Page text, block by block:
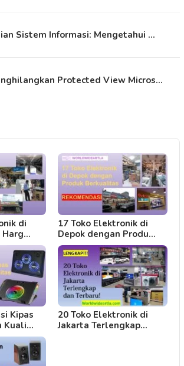
Sistem Informasi: Mengetahui …
Protected View Micros…
di
Harg…
17 Toko Elektronik di
Depok dengan Produ…
Kipas
Kuali…
20 Toko Elektronik di
Jakarta Terlengkap…